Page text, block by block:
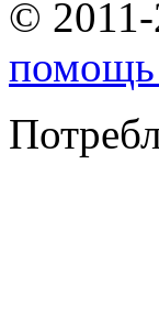
©
помощь